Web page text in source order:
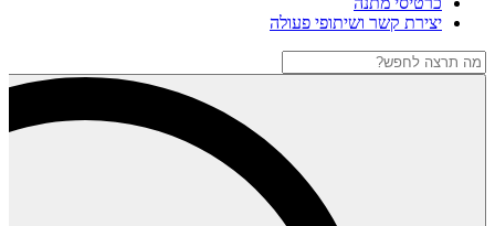
יצירת קשר ושיתופי פעולה